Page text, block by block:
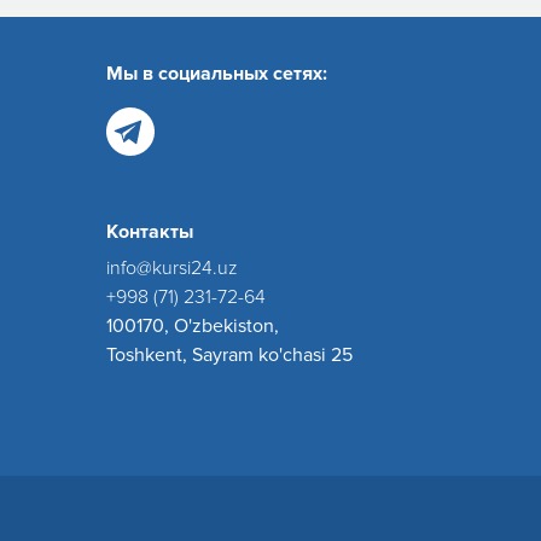
Мы в социальных сетях:
Контакты
info@kursi24.uz
+998 (71) 231-72-64
100170, O'zbekiston,
Toshkent, Sayram ko'chasi 25